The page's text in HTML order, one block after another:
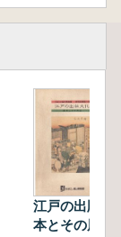
江戸の出版文
本とその周辺